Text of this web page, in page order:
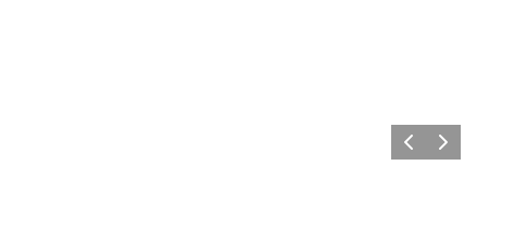
Forrige billede
Næste billede